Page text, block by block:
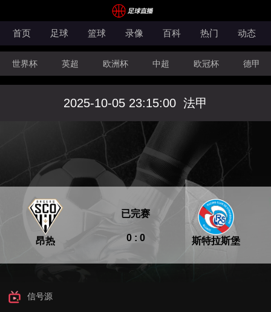
首页 足球 篮球 录像 百科 热门 动态
世界杯 英超 欧洲杯 中超 欧冠杯 德甲
CBA FIBA洲际杯
2025-10-05 23:15:00 法甲
昂热 0 : 0
已完赛
斯特拉斯堡
信号源